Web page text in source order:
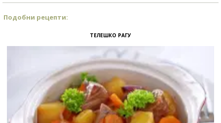
Подобни рецепти:
ТЕЛЕШКО РАГУ